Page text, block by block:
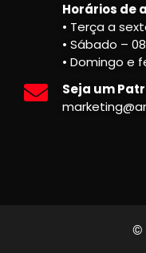
Horários de
• Terça a
• Sábado –
• Domingo e
Seja um
©